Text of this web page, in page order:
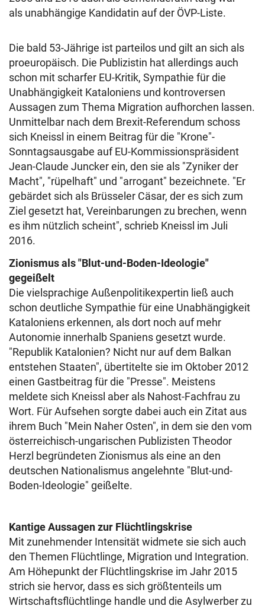
als unabhängige Kandidatin auf der ÖVP-Liste.
Die bald 53-Jährige ist parteilos und gilt an sich als
proeuropäisch. Die Publizistin hat allerdings auch
schon mit scharfer EU-Kritik, Sympathie für die
Unabhängigkeit Kataloniens und kontroversen
Aussagen zum Thema Migration aufhorchen lassen.
Unmittelbar nach dem Brexit-Referendum schoss
sich Kneissl in einem Beitrag für die "Krone"-
Sonntagsausgabe auf EU-Kommissionspräsident
Jean-Claude Juncker ein, den sie als "Zyniker der
Macht", "rüpelhaft" und "arrogant" bezeichnete. "Er
gebärdet sich als Brüsseler Cäsar, der es sich zum
Ziel gesetzt hat, Vereinbarungen zu brechen, wenn
es ihm nützlich scheint", schrieb Kneissl im Juli
2016.
Zionismus als "Blut-und-Boden-Ideologie"
gegeißelt
Die vielsprachige Außenpolitikexpertin ließ auch
schon deutliche Sympathie für eine Unabhängigkeit
Kataloniens erkennen, als dort noch auf mehr
Autonomie innerhalb Spaniens gesetzt wurde.
"Republik Katalonien? Nicht nur auf dem Balkan
entstehen Staaten", übertitelte sie im Oktober 2012
einen Gastbeitrag für die "Presse". Meistens
meldete sich Kneissl aber als Nahost-Fachfrau zu
Wort. Für Aufsehen sorgte dabei auch ein Zitat aus
ihrem Buch "Mein Naher Osten", in dem sie den vom
österreichisch-ungarischen Publizisten Theodor
Herzl begründeten Zionismus als eine an den
deutschen Nationalismus angelehnte "Blut-und-
Boden-Ideologie" geißelte.
Kantige Aussagen zur Flüchtlingskrise
Mit zunehmender Intensität widmete sie sich auch
den Themen Flüchtlinge, Migration und Integration.
Am Höhepunkt der Flüchtlingskrise im Jahr 2015
strich sie hervor, dass es sich größtenteils um
Wirtschaftsflüchtlinge handle und die Asylwerber zu